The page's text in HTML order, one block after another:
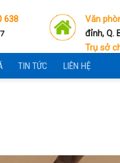
638 Văn
đỉnh, Q.
Trụ sở
TIN TỨC LIÊN HỆ